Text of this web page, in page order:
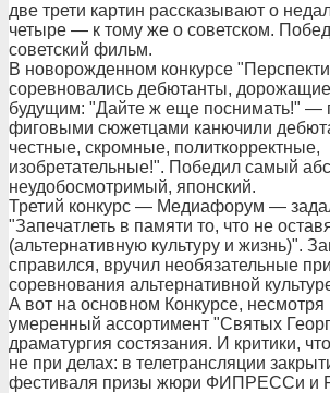
две трети картин рассказывают о
четыре — к тому же о советском.
советский фильм.
В новорожденном конкурсе
соревновались дебютанты,
будущим: "Дайте ж еще поснимать!" —
фиговыми сюжетцами канючили
честные, скромные, политкорректные,
изобретательные!". Победил самый
неудобосмотримый, японский.
Третий конкурс — Медиафорум —
"Запечатлеть в памяти то, что не
(альтернативную культуру и жизнь)".
справился, вручил необязательные
соревнования альтернативной
А вот на основном Конкурсе, несмотря
умеренный ассортимент "Святых
драматургия состязания. И критики,
не при делах: в телетрансляции
фестиваля призы жюри ФИПРЕССи и